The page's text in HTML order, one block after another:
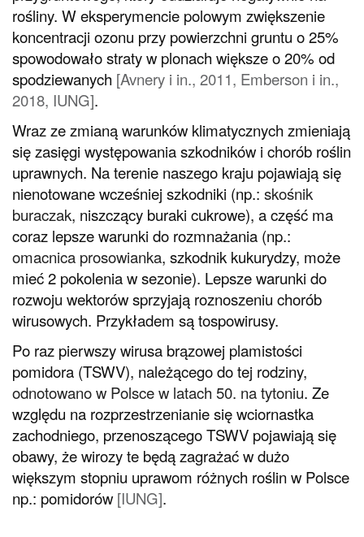
rośliny. W eksperymencie polowym zwiększenie
koncentracji ozonu przy powierzchni gruntu o 25%
spowodowało straty w plonach większe o 20% od
spodziewanych [Avnery i in., 2011, Emberson i in.,
2018, IUNG].
Wraz ze zmianą warunków klimatycznych zmieniają
się zasięgi występowania szkodników i chorób roślin
uprawnych. Na terenie naszego kraju pojawiają się
nienotowane wcześniej szkodniki (np.: skośnik
buraczak, niszczący buraki cukrowe), a część ma
coraz lepsze warunki do rozmnażania (np.:
omacnica prosowianka, szkodnik kukurydzy, może
mieć 2 pokolenia w sezonie). Lepsze warunki do
rozwoju wektorów sprzyjają roznoszeniu chorób
wirusowych. Przykładem są tospowirusy.
Po raz pierwszy wirusa brązowej plamistości
pomidora (TSWV), należącego do tej rodziny,
odnotowano w Polsce w latach 50. na tytoniu. Ze
względu na rozprzestrzenianie się wciornastka
zachodniego, przenoszącego TSWV pojawiają się
obawy, że wirozy te będą zagrażać w dużo
większym stopniu uprawom różnych roślin w Polsce
np.: pomidorów [IUNG].